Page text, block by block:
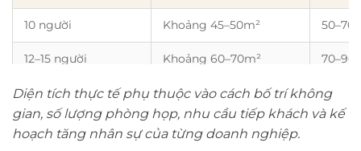
10 người Khoảng 45–50m²
12–15 người Khoảng 60–70m²
16–20 người Khoảng 80–90m²
Diện tích thực tế phụ thuộc vào cách bố trí không
gian, số lượng phòng họp, nhu cầu tiếp khách và kế
hoạch tăng nhân sự của từng doanh nghiệp.